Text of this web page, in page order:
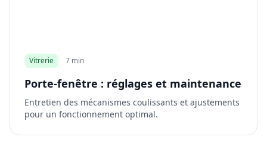
Vitrerie 7 min
Porte-fenêtre : réglages et maintenance
Entretien des mécanismes coulissants et ajustements
pour un fonctionnement optimal.